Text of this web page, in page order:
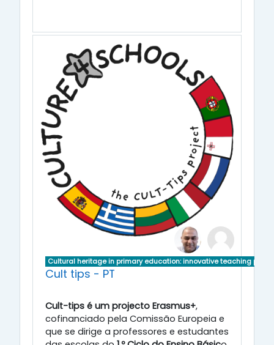
Cultural heritage in primary education: innovative teaching
Cult tips - PT
Cult-tips é um projecto Erasmus+,
cofinanciado pela Comissão Europeia e
que se dirige a professores e estudantes